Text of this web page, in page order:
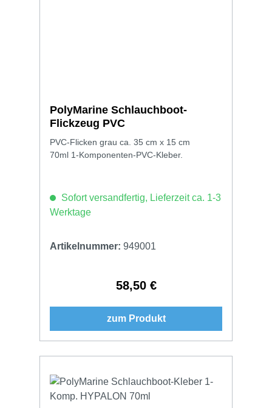
PolyMarine Schlauchboot-
Flickzeug PVC
PVC-Flicken grau ca. 35 cm x 15 cm
70ml 1-Komponenten-PVC-Kleber.
Sofort versandfertig, Lieferzeit ca. 1-3
Werktage
Artikelnummer: 949001
Regulärer Preis:
58,50 €
zum Produkt